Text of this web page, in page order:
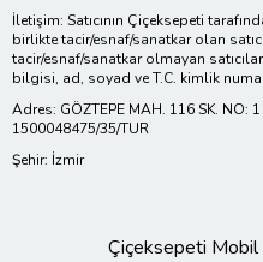
İletişim: Satıcının Çiçeksepeti
birlikte tacir/esnaf/sanatkar olan
tacir/esnaf/sanatkar olmayan
bilgisi, ad, soyad ve T.C. kimlik
Adres: GÖZTEPE MAH. 116 SK. NO:
1500048475/35/TUR
Şehir: İzmir
Çiçeksepeti Mobil